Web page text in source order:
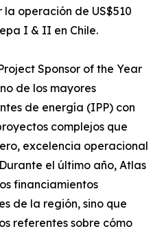
operación de US$510
I & II en Chile.
Sponsor of the Year
de los mayores
de energía (IPP) con
complejos que
excelencia operacional
el último año, Atlas
financiamientos
de la región, sino que
referentes sobre cómo